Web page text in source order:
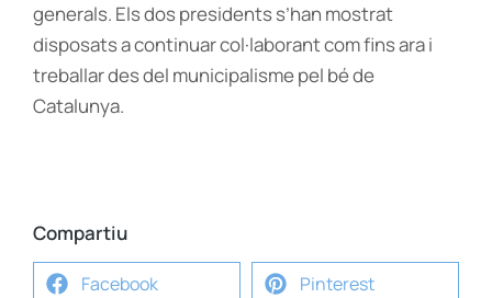
generals. Els dos presidents s’han mostrat
disposats a continuar col·laborant com fins ara i
treballar des del municipalisme pel bé de
Catalunya.
Compartiu
Facebook Pinterest